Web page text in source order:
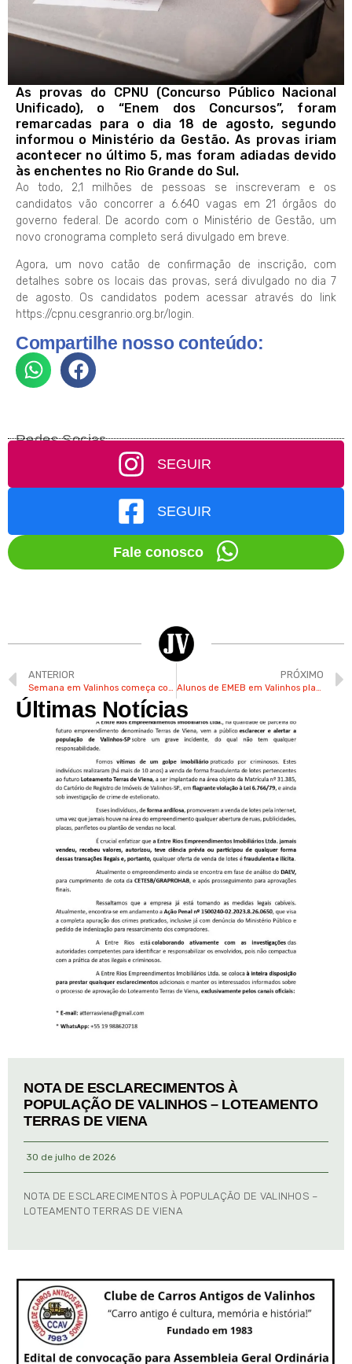
As provas do CPNU (Concurso Público Nacional
Unificado), o “Enem dos Concursos”, foram
remarcadas para o dia 18 de agosto, segundo
informou o Ministério da Gestão. As provas iriam
acontecer no último 5, mas foram adiadas devido
às enchentes no Rio Grande do Sul.
Ao todo, 2,1 milhões de pessoas se inscreveram e os
candidatos vão concorrer a 6.640 vagas em 21 órgãos do
governo federal. De acordo com o Ministério de Gestão, um
novo cronograma completo será divulgado em breve.
Agora, um novo catão de confirmação de inscrição, com
detalhes sobre os locais das provas, será divulgado no dia 7
de agosto. Os candidatos podem acessar através do link
https://cpnu.cesgranrio.org.br/login.
Compartilhe nosso conteúdo:
Redes Socias
SEGUIR
SEGUIR
Fale conosco
ANTERIOR
Semana em Valinhos começa com chuva e pode ter mínima de 11ºC nos próximos dias
PRÓXIMO
Alunos de EMEB em Valinhos plantam árvores em comemoração ao Dia Mundial do Meio Ambiente
Últimas Notícias
NOTA DE ESCLARECIMENTOS À
POPULAÇÃO DE VALINHOS – LOTEAMENTO
TERRAS DE VIENA
30 de julho de 2026
NOTA DE ESCLARECIMENTOS À POPULAÇÃO DE VALINHOS –
LOTEAMENTO TERRAS DE VIENA